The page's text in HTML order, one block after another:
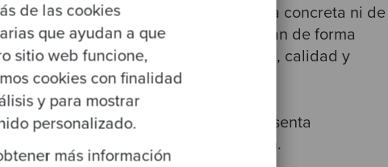
de las cookies
que ayudan a que
sitio web funcione,
cookies con finalidad
y para mostrar
personalizado.
más información
no depende de una práctica concreta ni de
varias capacidades que evolucionan de forma
entregue software con rapidez, calidad y
sistema. Cuando uno de ellos presenta
al resto de la organización.